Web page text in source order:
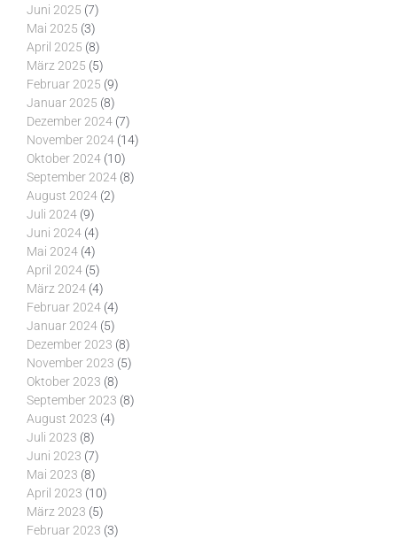
Juni 2025 (7)
Mai 2025 (3)
April 2025 (8)
März 2025 (5)
Februar 2025 (9)
Januar 2025 (8)
Dezember 2024 (7)
November 2024 (14)
Oktober 2024 (10)
September 2024 (8)
August 2024 (2)
Juli 2024 (9)
Juni 2024 (4)
Mai 2024 (4)
April 2024 (5)
März 2024 (4)
Februar 2024 (4)
Januar 2024 (5)
Dezember 2023 (8)
November 2023 (5)
Oktober 2023 (8)
September 2023 (8)
August 2023 (4)
Juli 2023 (8)
Juni 2023 (7)
Mai 2023 (8)
April 2023 (10)
März 2023 (5)
Februar 2023 (3)